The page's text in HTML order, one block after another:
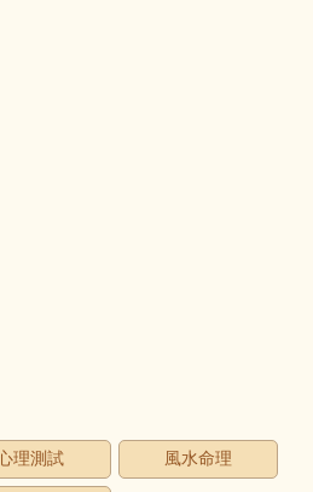
理測試 風水命理